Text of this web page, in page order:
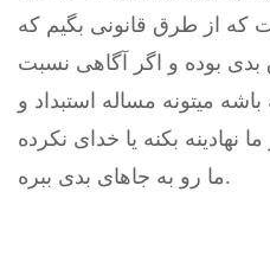
که از طرق قانونی‌ بگیم که
بدی بوده و اگر آگاهی‌ نسبت
میتونه مساله استبداد و
نهادینه بکنه یا خدای نکرده
ما رو به جاهای بدی ببره.